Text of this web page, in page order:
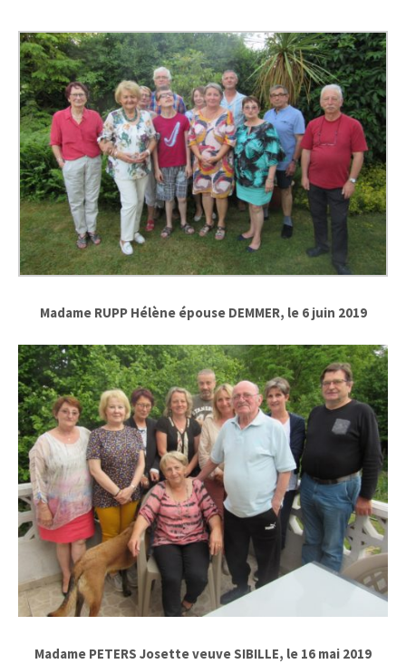
Madame RUPP Hélène épouse DEMMER, le 6 juin 2019
Madame PETERS Josette veuve SIBILLE, le 16 mai 2019